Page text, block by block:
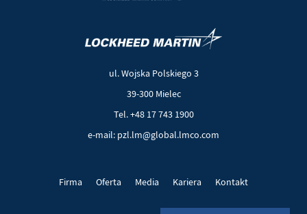
ul. Wojska Polskiego 3
39-300 Mielec
Tel. +48 17 743 1900
e-mail: pzl.lm@global.lmco.com
Firma Oferta Media Kariera Kontakt